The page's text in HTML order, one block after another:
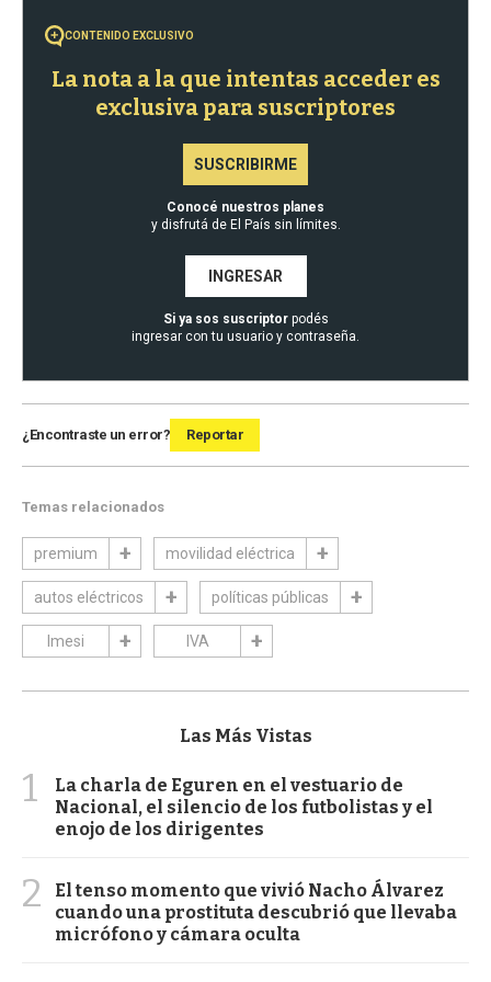
CONTENIDO EXCLUSIVO
La nota a la que intentas acceder es
exclusiva para suscriptores
SUSCRIBIRME
Conocé nuestros planes
y disfrutá de El País sin límites.
INGRESAR
Si ya sos suscriptorpodés
ingresar con tu usuario y contraseña.
¿Encontraste un error? Reportar
Temas relacionados
premium movilidad eléctrica
autos eléctricos políticas públicas
Imesi IVA
Las Más Vistas
1
La charla de Eguren en el vestuario de
Nacional, el silencio de los futbolistas y el
enojo de los dirigentes
2
El tenso momento que vivió Nacho Álvarez
cuando una prostituta descubrió que llevaba
micrófono y cámara oculta